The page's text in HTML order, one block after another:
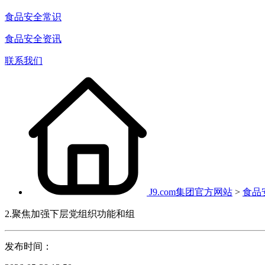
食品安全常识
食品安全资讯
联系我们
J9.com集团官方网站 > 食品
2.聚焦加强下层党组织功能和组
发布时间：